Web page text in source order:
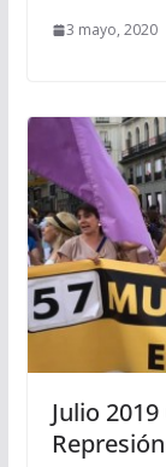
3 mayo, 2020
Julio